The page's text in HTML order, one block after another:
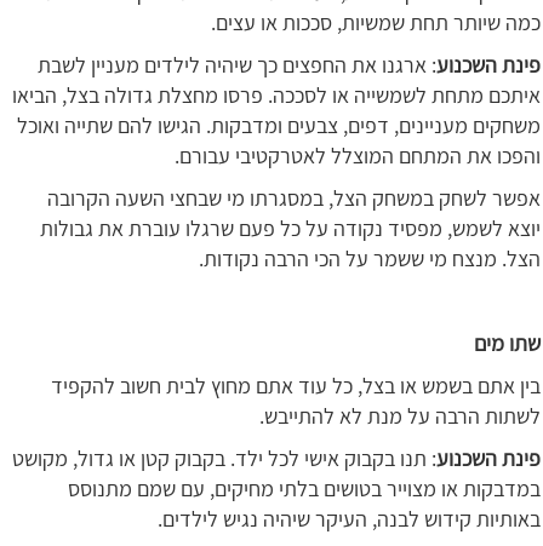
כמה שיותר תחת שמשיות, סככות או עצים.
פינת השכנוע: ארגנו את החפצים כך שיהיה לילדים מעניין לשבת
איתכם מתחת לשמשייה או לסככה. פרסו מחצלת גדולה בצל, הביאו
משחקים מעניינים, דפים, צבעים ומדבקות. הגישו להם שתייה ואוכל
והפכו את המתחם המוצלל לאטרקטיבי עבורם.
אפשר לשחק במשחק הצל, במסגרתו מי שבחצי השעה הקרובה
יוצא לשמש, מפסיד נקודה על כל פעם שרגלו עוברת את גבולות
הצל. מנצח מי ששמר על הכי הרבה נקודות.
שתו מים
בין אתם בשמש או בצל, כל עוד אתם מחוץ לבית חשוב להקפיד
לשתות הרבה על מנת לא להתייבש.
פינת השכנוע: תנו בקבוק אישי לכל ילד. בקבוק קטן או גדול, מקושט
במדבקות או מצוייר בטושים בלתי מחיקים, עם שמם מתנוסס
באותיות קידוש לבנה, העיקר שיהיה נגיש לילדים.